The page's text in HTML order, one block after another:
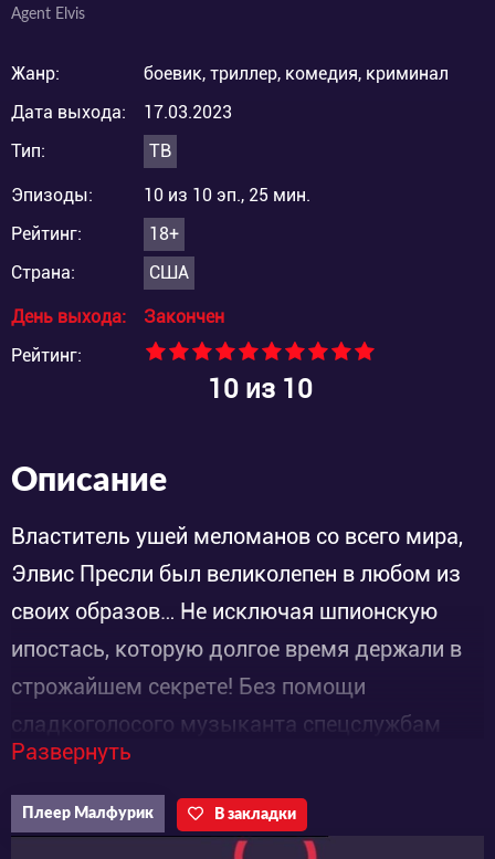
Agent Elvis
Жанр:
боевик, триллер, комедия, криминал
Дата выхода:
17.03.2023
Тип:
ТВ
Эпизоды:
10 из 10 эп., 25 мин.
Рейтинг:
18+
Страна:
США
День выхода:
Закончен
Рейтинг:
10из 10
Описание
Властитель ушей меломанов со всего мира,
Элвис Пресли был великолепен в любом из
своих образов… Не исключая шпионскую
ипостась, которую долгое время держали в
строжайшем секрете! Без помощи
сладкоголосого музыканта спецслужбам
оказалось непросто одолеть суровые и
злобные силы, представляющие огромную
угрозу государственной безопасности.
Развернуть
Плеер Малфурик В закладки